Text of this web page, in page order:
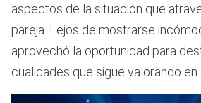
aspectos de la situación que
pareja. Lejos de mostrarse
aprovechó la oportunidad para
cualidades que sigue valorando en